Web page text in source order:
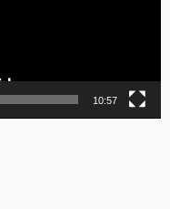
10:57